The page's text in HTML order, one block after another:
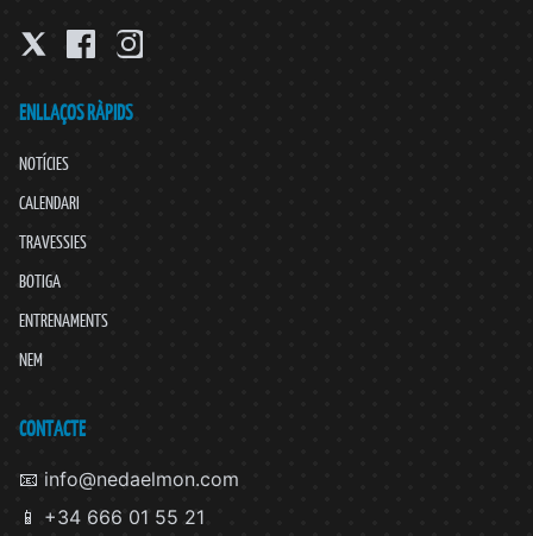
ENLLAÇOS RÀPIDS
NOTÍCIES
CALENDARI
TRAVESSIES
BOTIGA
ENTRENAMENTS
NEM
CONTACTE
📧 info@nedaelmon.com
📱 +34 666 01 55 21